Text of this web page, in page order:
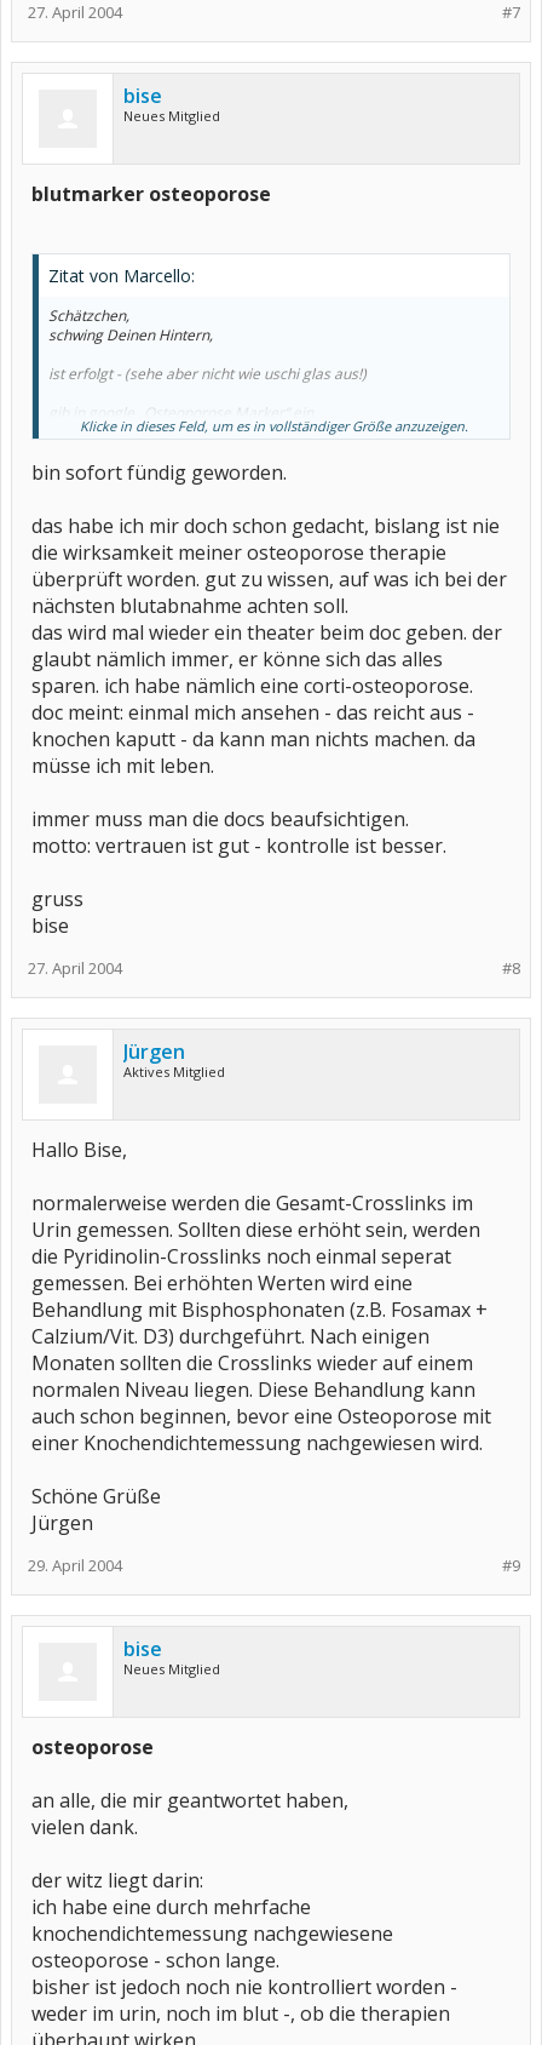
#7
27. April 2004
bise
Neues Mitglied
blutmarker osteoporose
Zitat von Marcello:
Schätzchen,
schwing Deinen Hintern,
ist erfolgt - (sehe aber nicht wie uschi glas aus!)
gib in google „Osteoporose Marker“ ein,
eingegeben und landete prompt bei ro-l.
Dich probiert und sehe 10 Seiten Berichte,
Marcello
Klicke in dieses Feld, um es in vollständiger Größe anzuzeigen.
bin sofort fündig geworden.
das habe ich mir doch schon gedacht, bislang ist nie
die wirksamkeit meiner osteoporose therapie
überprüft worden. gut zu wissen, auf was ich bei der
nächsten blutabnahme achten soll.
das wird mal wieder ein theater beim doc geben. der
glaubt nämlich immer, er könne sich das alles
sparen. ich habe nämlich eine corti-osteoporose.
doc meint: einmal mich ansehen - das reicht aus -
knochen kaputt - da kann man nichts machen. da
müsse ich mit leben.
immer muss man die docs beaufsichtigen.
motto: vertrauen ist gut - kontrolle ist besser.
gruss
bise
#8
27. April 2004
Jürgen
Aktives Mitglied
Hallo Bise,
normalerweise werden die Gesamt-Crosslinks im
Urin gemessen. Sollten diese erhöht sein, werden
die Pyridinolin-Crosslinks noch einmal seperat
gemessen. Bei erhöhten Werten wird eine
Behandlung mit Bisphosphonaten (z.B. Fosamax +
Calzium/Vit. D3) durchgeführt. Nach einigen
Monaten sollten die Crosslinks wieder auf einem
normalen Niveau liegen. Diese Behandlung kann
auch schon beginnen, bevor eine Osteoporose mit
einer Knochendichtemessung nachgewiesen wird.
Schöne Grüße
Jürgen
#9
29. April 2004
bise
Neues Mitglied
osteoporose
an alle, die mir geantwortet haben,
vielen dank.
der witz liegt darin:
ich habe eine durch mehrfache
knochendichtemessung nachgewiesene
osteoporose - schon lange.
bisher ist jedoch noch nie kontrolliert worden -
weder im urin, noch im blut -, ob die therapien